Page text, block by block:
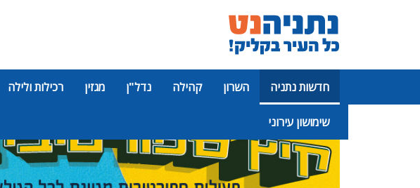
חדשות נתניה השרון קהילה נדל"ן מגזין רכילות ולילה
שימושון עירוני
פרסומת